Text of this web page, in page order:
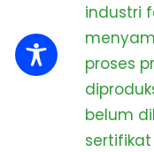
industri
proses
belum
sertifikat